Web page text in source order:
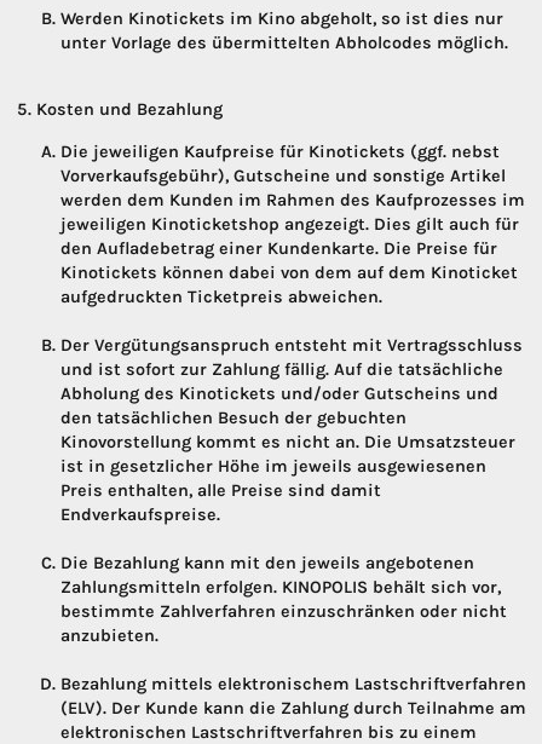
Werden Kinotickets im Kino abgeholt, so ist dies nur
unter Vorlage des übermittelten Abholcodes möglich.
Kosten und Bezahlung
Die jeweiligen Kaufpreise für Kinotickets (ggf. nebst
Vorverkaufsgebühr), Gutscheine und sonstige Artikel
werden dem Kunden im Rahmen des Kaufprozesses im
jeweiligen Kinoticketshop angezeigt. Dies gilt auch für
den Aufladebetrag einer Kundenkarte. Die Preise für
Kinotickets können dabei von dem auf dem Kinoticket
aufgedruckten Ticketpreis abweichen.
Der Vergütungsanspruch entsteht mit Vertragsschluss
und ist sofort zur Zahlung fällig. Auf die tatsächliche
Abholung des Kinotickets und/oder Gutscheins und
den tatsächlichen Besuch der gebuchten
Kinovorstellung kommt es nicht an. Die Umsatzsteuer
ist in gesetzlicher Höhe im jeweils ausgewiesenen
Preis enthalten, alle Preise sind damit
Endverkaufspreise.
Die Bezahlung kann mit den jeweils angebotenen
Zahlungsmitteln erfolgen. KINOPOLIS behält sich vor,
bestimmte Zahlverfahren einzuschränken oder nicht
anzubieten.
Bezahlung mittels elektronischem Lastschriftverfahren
(ELV). Der Kunde kann die Zahlung durch Teilnahme am
elektronischen Lastschriftverfahren bis zu einem